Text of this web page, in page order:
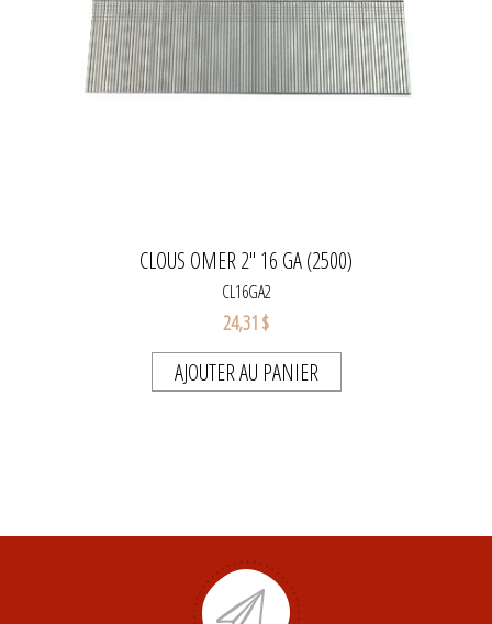
CLOUS OMER 2" 16 GA (2500)
CL16GA2
24,31 $
AJOUTER AU PANIER